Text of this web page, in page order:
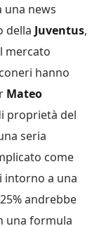
una news
della Juventus,
mercato
hanno
Mateo
proprietà del
seria
come
intorno a una
andrebbe
una formula